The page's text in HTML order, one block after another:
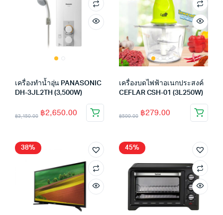
เครื่องทำน้ำอุ่น PANASONIC
DH-3JL2TH (3,500W)
฿3,150.00 ฿2,650.00
เครื่องบดไฟฟ้าอเนกประสงค์
CEFLAR CSH-01 (3L250W)
฿599.00 ฿279.00
38% 45%